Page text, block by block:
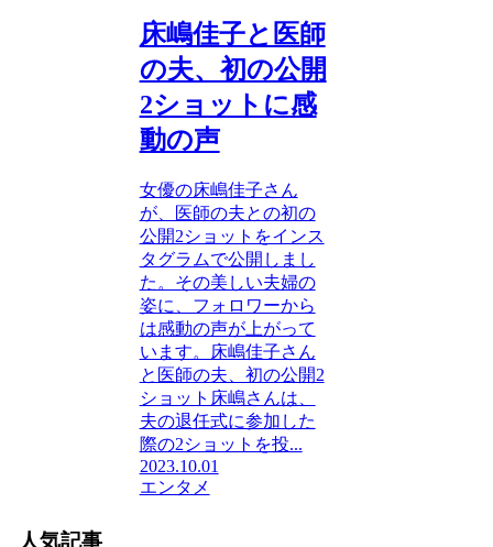
床嶋佳子と医師
の夫、初の公開
2ショットに感
動の声
女優の床嶋佳子さん
が、医師の夫との初の
公開2ショットをインス
タグラムで公開しまし
た。その美しい夫婦の
姿に、フォロワーから
は感動の声が上がって
います。床嶋佳子さん
と医師の夫、初の公開2
ショット床嶋さんは、
夫の退任式に参加した
際の2ショットを投...
2023.10.01
エンタメ
人気記事